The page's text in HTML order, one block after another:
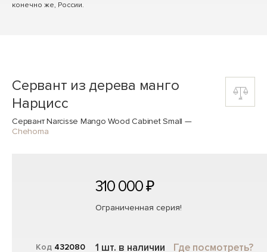
конечно же, России.
Сервант из дерева манго
Нарцисс
Сервант Narcisse Mango Wood Cabinet Small —
Chehoma
Код 432080
310 000 ₽
Ограниченная серия!
1 шт. в наличии Где посмотреть?